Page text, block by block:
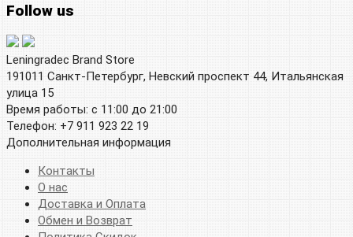
Follow us
Leningradec Brand Store
191011 Санкт-Петербург, Невский проспект 44, Итальянская
улица 15
Время работы: с 11:00 до 21:00
Телефон: +7 911 923 22 19
Дополнительная информация
Контакты
О нас
Доставка и Оплата
Обмен и Возврат